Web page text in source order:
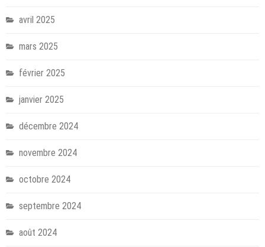
avril 2025
mars 2025
février 2025
janvier 2025
décembre 2024
novembre 2024
octobre 2024
septembre 2024
août 2024